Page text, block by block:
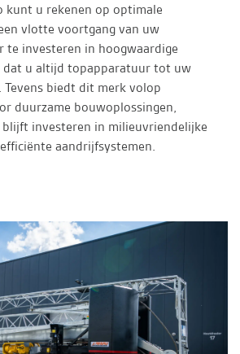
kunt u rekenen op optimale
vlotte voortgang van uw
te investeren in hoogwaardige
dat u altijd topapparatuur tot uw
Tevens biedt dit merk volop
duurzame bouwoplossingen,
investeren in milieuvriendelijke
aandrijfsystemen.